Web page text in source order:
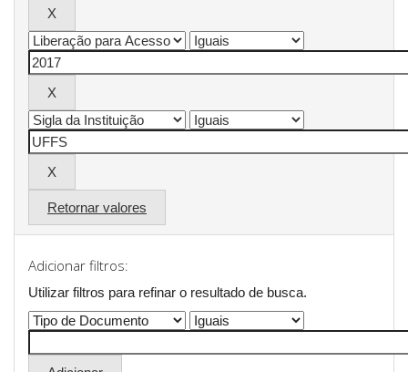
Retornar valores
Adicionar filtros:
Utilizar filtros para refinar o resultado de busca.